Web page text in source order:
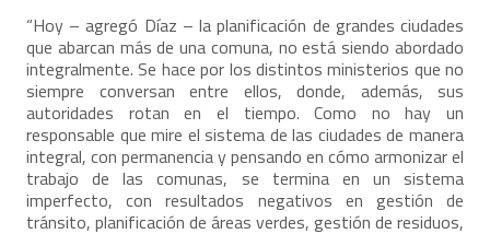
“Hoy – agregó Díaz – la planificación de grandes ciudades
que abarcan más de una comuna, no está siendo abordado
integralmente. Se hace por los distintos ministerios que no
siempre conversan entre ellos, donde, además, sus
autoridades rotan en el tiempo. Como no hay un
responsable que mire el sistema de las ciudades de manera
integral, con permanencia y pensando en cómo armonizar el
trabajo de las comunas, se termina en un sistema
imperfecto, con resultados negativos en gestión de
tránsito, planificación de áreas verdes, gestión de residuos,